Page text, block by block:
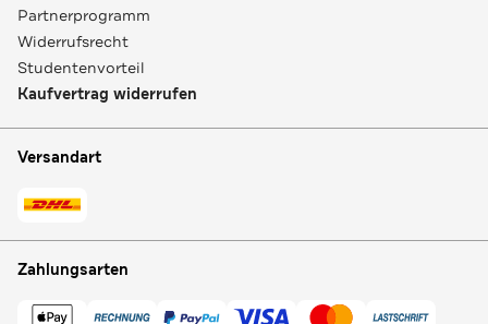
Partnerprogramm
Widerrufsrecht
Studentenvorteil
Kaufvertrag widerrufen
Versandart
Zahlungsarten